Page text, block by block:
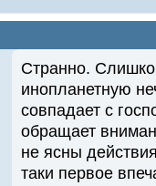
Странно.
инопланетную
совпадает с
обращает
не ясны
таки первое